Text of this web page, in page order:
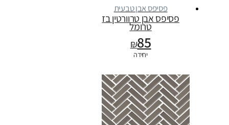
פסיפס אבן טבעית
פסיפס אבן טרוורטין בז
טרומל
₪85
יחידה